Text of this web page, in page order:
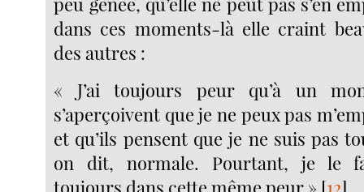
dans ces moments-là elle craint
des autres :
« J’ai toujours peur qu’à un
s’aperçoivent que je ne peux pas
et qu’ils pensent que je ne suis pas
on dit, normale. Pourtant, je le
toujours dans cette même peur » [12]